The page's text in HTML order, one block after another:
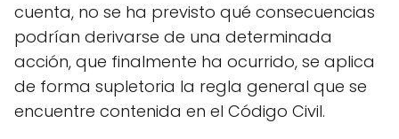
cuenta, no se ha previsto qué consecuencias
podrían derivarse de una determinada
acción, que finalmente ha ocurrido, se aplica
de forma supletoria la regla general que se
encuentre contenida en el Código Civil.